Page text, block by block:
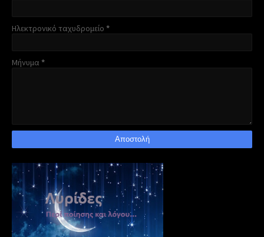
Ηλεκτρονικό ταχυδρομείο *
Μήνυμα *